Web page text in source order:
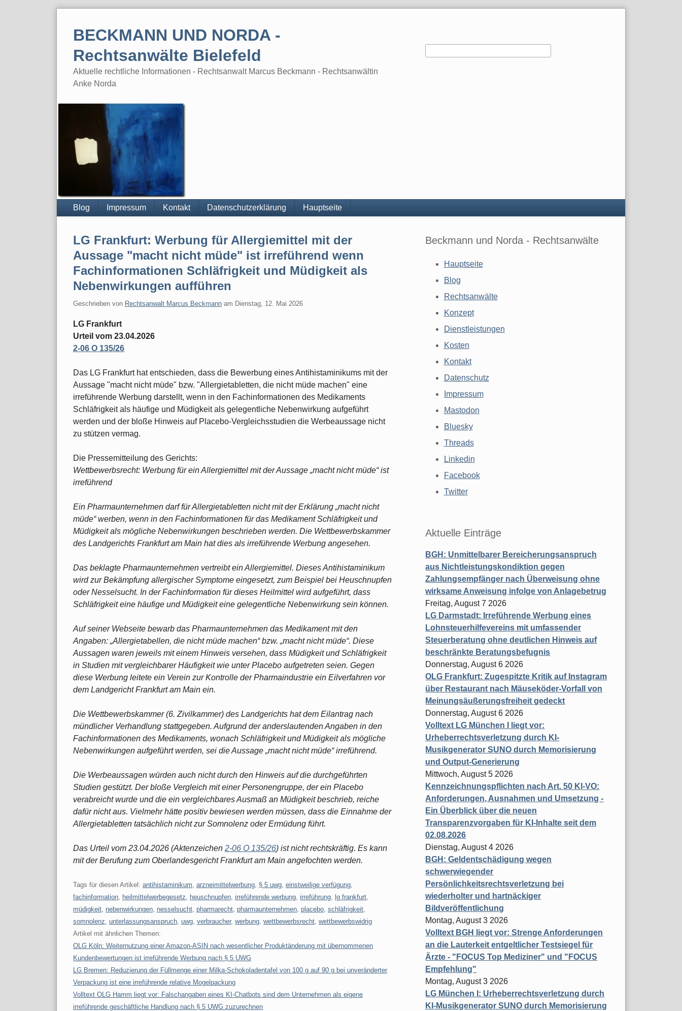
BECKMANN UND NORDA -
Rechtsanwälte Bielefeld
Aktuelle rechtliche Informationen - Rechtsanwalt Marcus Beckmann - Rechtsanwältin
Anke Norda
Blog Impressum Kontakt Datenschutzerklärung Hauptseite
LG Frankfurt: Werbung für Allergiemittel mit der
Aussage "macht nicht müde" ist irreführend wenn
Fachinformationen Schläfrigkeit und Müdigkeit als
Nebenwirkungen aufführen
Geschrieben von Rechtsanwalt Marcus Beckmann am Dienstag, 12. Mai 2026
LG Frankfurt
Urteil vom 23.04.2026
2-06 O 135/26
Das LG Frankfurt hat entschieden, dass die Bewerbung eines Antihistaminikums mit der
Aussage "macht nicht müde" bzw. "Allergietabletten, die nicht müde machen" eine
irreführende Werbung darstellt, wenn in den Fachinformationen des Medikaments
Schläfrigkeit als häufige und Müdigkeit als gelegentliche Nebenwirkung aufgeführt
werden und der bloße Hinweis auf Placebo-Vergleichsstudien die Werbeaussage nicht
zu stützen vermag.
Die Pressemitteilung des Gerichts:
Wettbewerbsrecht: Werbung für ein Allergiemittel mit der Aussage „macht nicht müde“ ist
irreführend
Ein Pharmaunternehmen darf für Allergietabletten nicht mit der Erklärung „macht nicht
müde“ werben, wenn in den Fachinformationen für das Medikament Schläfrigkeit und
Müdigkeit als mögliche Nebenwirkungen beschrieben werden. Die Wettbewerbskammer
des Landgerichts Frankfurt am Main hat dies als irreführende Werbung angesehen.
Das beklagte Pharmaunternehmen vertreibt ein Allergiemittel. Dieses Antihistaminikum
wird zur Bekämpfung allergischer Symptome eingesetzt, zum Beispiel bei Heuschnupfen
oder Nesselsucht. In der Fachinformation für dieses Heilmittel wird aufgeführt, dass
Schläfrigkeit eine häufige und Müdigkeit eine gelegentliche Nebenwirkung sein können.
Auf seiner Webseite bewarb das Pharmaunternehmen das Medikament mit den
Angaben: „Allergietabellen, die nicht müde machen“ bzw. „macht nicht müde“. Diese
Aussagen waren jeweils mit einem Hinweis versehen, dass Müdigkeit und Schläfrigkeit
in Studien mit vergleichbarer Häufigkeit wie unter Placebo aufgetreten seien. Gegen
diese Werbung leitete ein Verein zur Kontrolle der Pharmaindustrie ein Eilverfahren vor
dem Landgericht Frankfurt am Main ein.
Die Wettbewerbskammer (6. Zivilkammer) des Landgerichts hat dem Eilantrag nach
mündlicher Verhandlung stattgegeben. Aufgrund der anderslautenden Angaben in den
Fachinformationen des Medikaments, wonach Schläfrigkeit und Müdigkeit als mögliche
Nebenwirkungen aufgeführt werden, sei die Aussage „macht nicht müde“ irreführend.
Die Werbeaussagen würden auch nicht durch den Hinweis auf die durchgeführten
Studien gestützt. Der bloße Vergleich mit einer Personengruppe, der ein Placebo
verabreicht wurde und die ein vergleichbares Ausmaß an Müdigkeit beschrieb, reiche
dafür nicht aus. Vielmehr hätte positiv bewiesen werden müssen, dass die Einnahme der
Allergietabletten tatsächlich nicht zur Somnolenz oder Ermüdung führt.
Das Urteil vom 23.04.2026 (Aktenzeichen 2-06 O 135/26) ist nicht rechtskräftig. Es kann
mit der Berufung zum Oberlandesgericht Frankfurt am Main angefochten werden.
Tags für diesen Artikel: antihistaminikum arzneimittelwerbung § 5 uwg einstweilige verfügung
fachinformation
heilmittelwerbegesetz heuschnupfen irreführende werbung irreführung lg frankfurt
müdigkeit nebenwirkungen nesselsucht pharmarecht pharmaunternehmen placebo schläfrigkeit
somnolenz unterlassungsanspruch uwg verbraucher, werbung wettbewerbsrecht wettbewerbswidrig
Artikel mit ähnlichen Themen:
OLG Köln: Weiternutzung einer Amazon-ASIN nach wesentlicher Produktänderung mit übernommenen
Kundenbewertungen ist irreführende Werbung nach § 5 UWG
LG Bremen: Reduzierung der Füllmenge einer Milka-Schokoladentafel von 100 g auf 90 g bei unveränderter
Verpackung ist eine irreführende relative Mogelpackung
Volltext OLG Hamm liegt vor: Falschangaben eines KI-Chatbots sind dem Unternehmen als eigene
irreführende geschäftliche Handlung nach § 5 UWG zuzurechnen
Beckmann und Norda - Rechtsanwälte
Hauptseite
Blog
Rechtsanwälte
Konzept
Dienstleistungen
Kosten
Kontakt
Datenschutz
Impressum
Mastodon
Bluesky
Threads
Linkedin
Facebook
Twitter
Aktuelle Einträge
BGH: Unmittelbarer Bereicherungsanspruch
aus Nichtleistungskondiktion gegen
Zahlungsempfänger nach Überweisung ohne
wirksame Anweisung infolge von Anlagebetrug
Freitag, August 7 2026
LG Darmstadt: Irreführende Werbung eines
Lohnsteuerhilfevereins mit umfassender
Steuerberatung ohne deutlichen Hinweis auf
beschränkte Beratungsbefugnis
Donnerstag, August 6 2026
OLG Frankfurt: Zugespitzte Kritik auf Instagram
über Restaurant nach Mäuseköder-Vorfall von
Meinungsäußerungsfreiheit gedeckt
Donnerstag, August 6 2026
Volltext LG München I liegt vor:
Urheberrechtsverletzung durch KI-
Musikgenerator SUNO durch Memorisierung
und Output-Generierung
Mittwoch, August 5 2026
Kennzeichnungspflichten nach Art. 50 KI-VO:
Anforderungen, Ausnahmen und Umsetzung -
Ein Überblick über die neuen
Transparenzvorgaben für KI-Inhalte seit dem
02.08.2026
Dienstag, August 4 2026
BGH: Geldentschädigung wegen
schwerwiegender
Persönlichkeitsrechtsverletzung bei
wiederholter und hartnäckiger
Bildveröffentlichung
Montag, August 3 2026
Volltext BGH liegt vor: Strenge Anforderungen
an die Lauterkeit entgeltlicher Testsiegel für
Ärzte - "FOCUS Top Mediziner" und "FOCUS
Empfehlung"
Montag, August 3 2026
LG München I: Urheberrechtsverletzung durch
KI-Musikgenerator SUNO durch Memorisierung